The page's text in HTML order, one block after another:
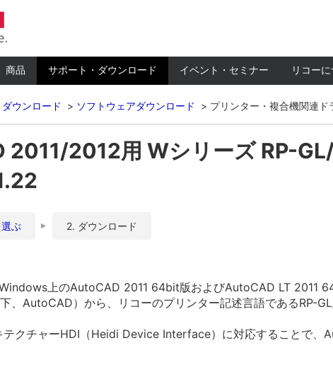
商品 サポート・ダウンロード イベント・セミナー リコー
ウンロード ソフトウェアダウンロード プリンター・複合機関連ド
2011/2012用 Wシリーズ RP-
ぶ 2. ダウンロード
上のAutoCAD 2011 64bit版およびAutoCAD LT 2011
、AutoCAD）から、リコーのプリンター記述言語であるRP-
クチャーHDI（Heidi Device Interface）に対応することで、